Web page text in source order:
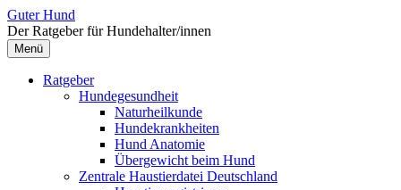
Zum
Inhalt
überspringen
Guter Hund
Der Ratgeber für Hundehalter/innen
Menü
Ratgeber
Hundegesundheit
Naturheilkunde
Hundekrankheiten
Hund Anatomie
Übergewicht beim Hund
Zentrale Haustierdatei Deutschland